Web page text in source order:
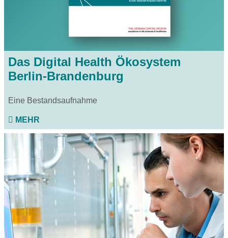
Das Digital Health Ökosystem
Berlin-Brandenburg
Eine Bestandsaufnahme
MEHR